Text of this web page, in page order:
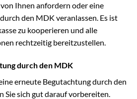
Ihnen anfordern oder eine
den MDK veranlassen. Es ist
zu kooperieren und alle
rechtzeitig bereitzustellen.
durch den MDK
erneute Begutachtung durch den
Sie sich gut darauf vorbereiten.